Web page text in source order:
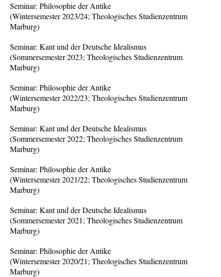
Seminar: Philosophie der Antike
(Wintersemester 2023/24; Theologisches Studienzentrum
Marburg)
Seminar: Kant und der Deutsche Idealismus
(Sommersemester 2023; Theologisches Studienzentrum
Marburg)
Seminar: Philosophie der Antike
(Wintersemester 2022/23; Theologisches Studienzentrum
Marburg)
Seminar: Kant und der Deutsche Idealismus
(Sommersemester 2022; Theologisches Studienzentrum
Marburg)
Seminar: Philosophie der Antike
(Wintersemester 2021/22; Theologisches Studienzentrum
Marburg)
Seminar: Kant und der Deutsche Idealismus
(Sommersemester 2021; Theologisches Studienzentrum
Marburg)
Seminar: Philosophie der Antike
(Wintersemester 2020/21; Theologisches Studienzentrum
Marburg)